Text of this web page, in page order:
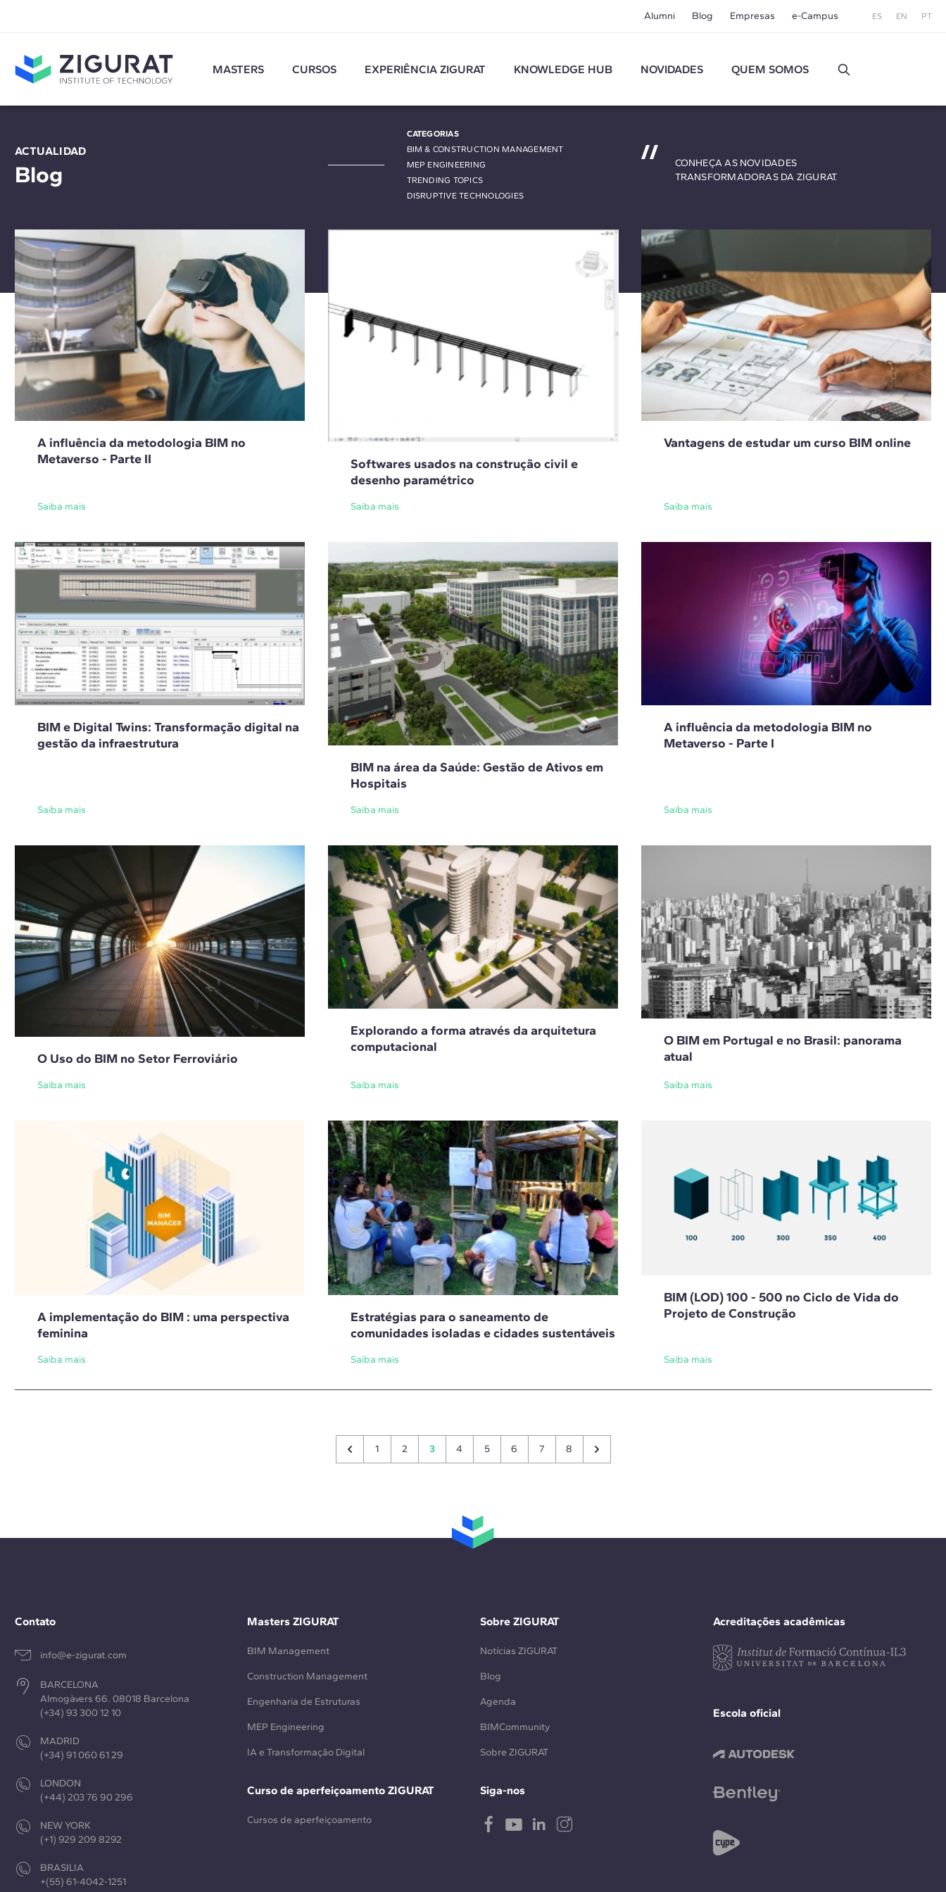
Alumni Blog Empresas e-Campus ES EN PT
MASTERS CURSOS EXPERIÊNCIA ZIGURAT KNOWLEDGE HUB NOVIDADES QUEM SOMOS
ACTUALIDAD
Blog
CATEGORIAS
BIM & CONSTRUCTION MANAGEMENT
MEP ENGINEERING
TRENDING TOPICS
DISRUPTIVE TECHNOLOGIES
CONHEÇA AS NOVIDADES
TRANSFORMADORAS DA ZIGURAT.
A influência da metodologia BIM no
Metaverso - Parte II
Saiba mais
Softwares usados na construção civil e
desenho paramétrico
Saiba mais
Vantagens de estudar um curso BIM online
Saiba mais
BIM e Digital Twins: Transformação digital na
gestão da infraestrutura
Saiba mais
BIM na área da Saúde: Gestão de Ativos em
Hospitais
Saiba mais
A influência da metodologia BIM no
Metaverso - Parte I
Saiba mais
O Uso do BIM no Setor Ferroviário
Saiba mais
Explorando a forma através da arquitetura
computacional
Saiba mais
O BIM em Portugal e no Brasil: panorama
atual
Saiba mais
A implementação do BIM : uma perspectiva
feminina
Saiba mais
Estratégias para o saneamento de
comunidades isoladas e cidades sustentáveis
Saiba mais
BIM (LOD) 100 - 500 no Ciclo de Vida do
Projeto de Construção
Saiba mais
1 2 3 4 5 6 7 8
Contato
info@e-zigurat.com
BARCELONA
Almogàvers 66. 08018 Barcelona
(+34) 93 300 12 10
MADRID
(+34) 91 060 61 29
LONDON
(+44) 203 76 90 296
NEW YORK
(+1) 929 209 8292
BRASILIA
+(55) 61-4042-1251
Acreditações acadêmicas
Escola oficial
Masters ZIGURAT
BIM Management
Construction Management
Engenharia de Estruturas
MEP Engineering
IA e Transformação Digital
Curso de aperfeiçoamento ZIGURAT
Cursos de aperfeiçoamento
Sobre ZIGURAT
Notícias ZIGURAT
Blog
Agenda
BIMCommunity
Sobre ZIGURAT
Siga-nos